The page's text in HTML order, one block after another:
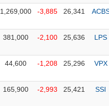
1,269,000 -3,885 26,341
381,000 -2,100 25,636 LPS
44,600 -1,208 25,296 VPX
165,900 -2,993 25,421 SSI